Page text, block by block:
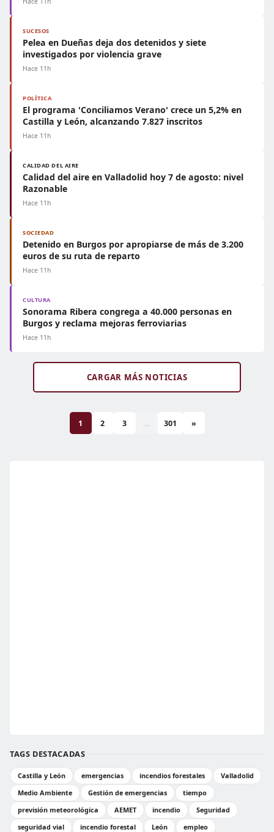
SUCESOS
Pelea en Dueñas deja dos detenidos y siete
investigados por violencia grave
Hace 11h
POLÍTICA
El programa 'Conciliamos Verano' crece un 5,2% en
Castilla y León, alcanzando 7.827 inscritos
Hace 11h
CALIDAD DEL AIRE
Calidad del aire en Valladolid hoy 7 de agosto: nivel
Razonable
Hace 11h
SOCIEDAD
Detenido en Burgos por apropiarse de más de 3.200
euros de su ruta de reparto
Hace 11h
CULTURA
Sonorama Ribera congrega a 40.000 personas en
Burgos y reclama mejoras ferroviarias
Hace 11h
CARGAR MÁS NOTICIAS
1 2 3 ... 301 »
TAGS DESTACADAS
Castilla y León emergencias incendios forestales
Valladolid
Medio Ambiente
Gestión de emergencias
tiempo
previsión meteorológica
AEMET incendio
Seguridad
seguridad vial
incendio forestal León
empleo